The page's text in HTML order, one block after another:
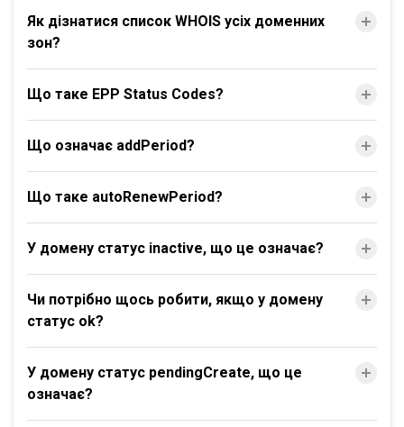
Як дізнатися список WHOIS усіх доменних
зон?
Що таке EPP Status Codes?
Що означає addPeriod?
Що таке autoRenewPeriod?
У домену статус inactive, що це означає?
Чи потрібно щось робити, якщо у домену
статус ok?
У домену статус pendingCreate, що це
означає?